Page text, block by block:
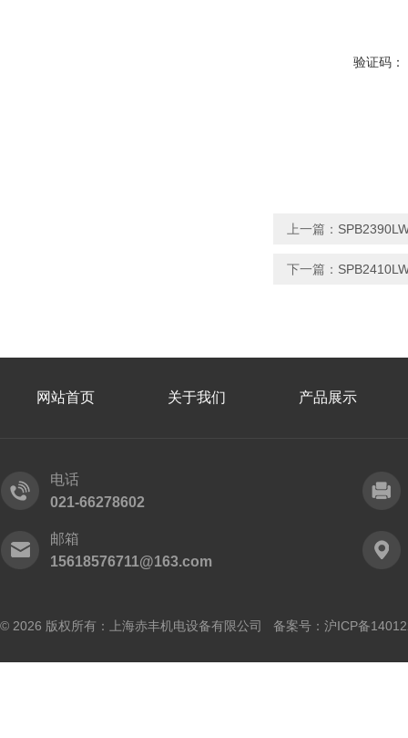
验证码：
上一篇：
下一篇：
网站首页 关于我们 产品展示
电话
021-66278602
邮箱
15618576711@163.com
© 2026 版权所有：上海赤丰机电设备有限公司 备案号： 沪ICP备